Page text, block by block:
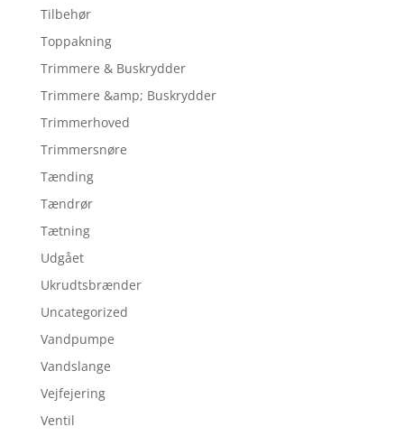
Tilbehør
Toppakning
Trimmere & Buskrydder
Trimmere &amp; Buskrydder
Trimmerhoved
Trimmersnøre
Tænding
Tændrør
Tætning
Udgået
Ukrudtsbrænder
Uncategorized
Vandpumpe
Vandslange
Vejfejering
Ventil